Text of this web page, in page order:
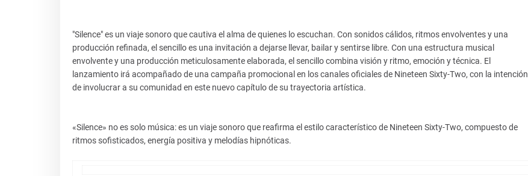
"Silence" es un viaje sonoro que cautiva el alma de quienes lo escuchan. Con sonidos cálidos, ritmos envolventes y una
producción refinada, el sencillo es una invitación a dejarse llevar, bailar y sentirse libre. Con una estructura musical
envolvente y una producción meticulosamente elaborada, el sencillo combina visión y ritmo, emoción y técnica. El
lanzamiento irá acompañado de una campaña promocional en los canales oficiales de Nineteen Sixty-Two, con la intención
de involucrar a su comunidad en este nuevo capítulo de su trayectoria artística.
«Silence» no es solo música: es un viaje sonoro que reafirma el estilo característico de Nineteen Sixty-Two, compuesto de
ritmos sofisticados, energía positiva y melodías hipnóticas.